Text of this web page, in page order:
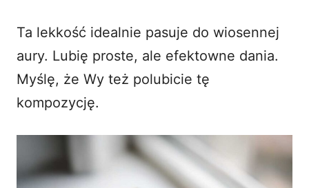
Ta lekkość idealnie pasuje do wiosennej
aury. Lubię proste, ale efektowne dania.
Myślę, że Wy też polubicie tę
kompozycję.